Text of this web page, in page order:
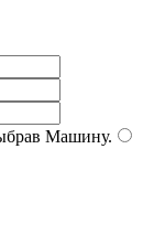
Машину.